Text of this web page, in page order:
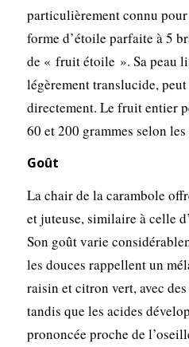
particulièrement connu
forme d’étoile parfaite à 5
de « fruit étoile ». Sa peau
légèrement translucide,
directement. Le fruit entier
60 et 200 grammes selon
Goût
La chair de la carambole
et juteuse, similaire à celle
Son goût varie
les douces rappellent un
raisin et citron vert, avec
tandis que les acides
prononcée proche de